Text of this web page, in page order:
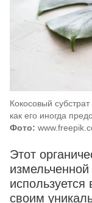
Кокосовый
как его иногда
Фото:
Этот
используется
своим